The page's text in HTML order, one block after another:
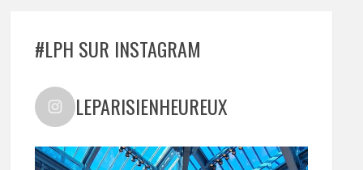
#LPH SUR INSTAGRAM
LEPARISIENHEUREUX